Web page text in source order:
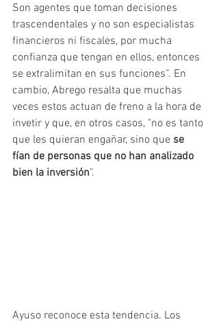
Son agentes que toman decisiones
trascendentales y no son especialistas
financieros ni fiscales, por mucha
confianza que tengan en ellos, entonces
se extralimitan en sus funciones”. En
cambio, Abrego resalta que muchas
veces estos actuan de freno a la hora de
invetir y que, en otros casos, "no es tanto
que les quieran engañar, sino que se
fían de personas que no han analizado
bien la inversión".
Ayuso reconoce esta tendencia. Los